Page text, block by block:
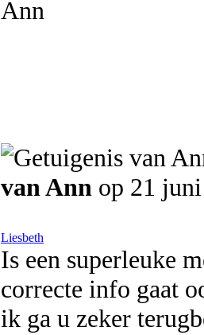
Ann
van Ann op 21
Liesbeth
Is een superleuke
correcte info gaat
ik ga u zeker